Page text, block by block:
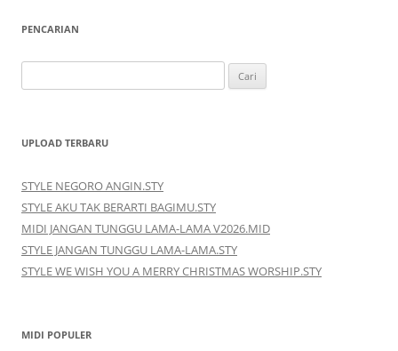
PENCARIAN
untuk:
UPLOAD TERBARU
STYLE NEGORO ANGIN.STY
STYLE AKU TAK BERARTI BAGIMU.STY
MIDI JANGAN TUNGGU LAMA-LAMA V2026.MID
STYLE JANGAN TUNGGU LAMA-LAMA.STY
STYLE WE WISH YOU A MERRY CHRISTMAS WORSHIP.STY
MIDI POPULER